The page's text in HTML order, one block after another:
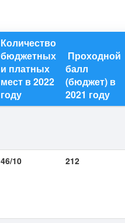
Количество
бюджетных
и платных
мест в 2022
году
Проходной
балл
(бюджет) в
2021 году
46/10 212